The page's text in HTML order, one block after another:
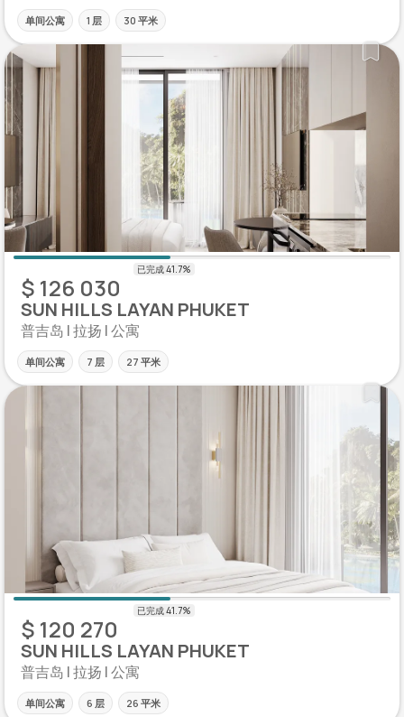
单间公寓 1 层 30 平米
$ 126 030
SUN HILLS LAYAN PHUKET
普吉岛 | 拉扬 | 公寓
单间公寓 7 层 27 平米
$ 120 270
SUN HILLS LAYAN PHUKET
普吉岛 | 拉扬 | 公寓
单间公寓 6 层 26 平米